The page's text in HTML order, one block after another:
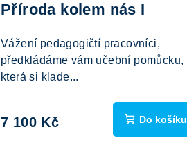
Příroda kolem nás I
7 100 Kč Do košíku
Vážení pedagogičtí pracovníci,
předkládáme vám učební pomůcku,
která si klade...